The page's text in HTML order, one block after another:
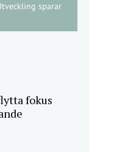
sparar
fokus